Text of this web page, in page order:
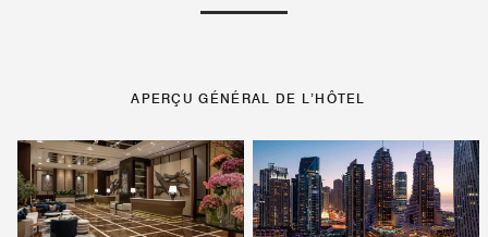
APERÇU GÉNÉRAL DE L’HÔTEL